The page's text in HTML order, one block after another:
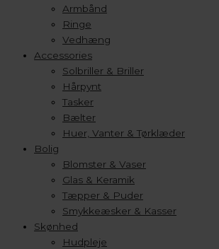
Armbånd
Ringe
Vedhæng
Accessories
Solbriller & Briller
Hårpynt
Tasker
Bælter
Huer, Vanter & Tørklæder
Bolig
Blomster & Vaser
Glas & Keramik
Tæpper & Puder
Smykkeæsker & Kasser
Skønhed
Hudpleje